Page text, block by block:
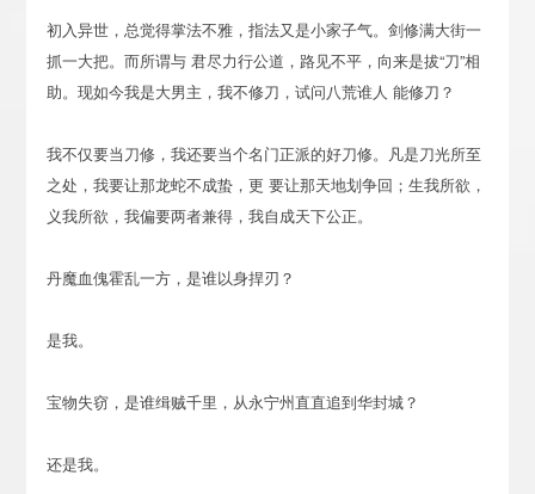
初入异世，总觉得掌法不雅，指法又是小家子气。剑修满大街一
抓一大把。而所谓与 君尽力行公道，路见不平，向来是拔“刀”相
助。现如今我是大男主，我不修刀，试问八荒谁人 能修刀？
我不仅要当刀修，我还要当个名门正派的好刀修。凡是刀光所至
之处，我要让那龙蛇不成蛰，更 要让那天地划争回；生我所欲，
义我所欲，我偏要两者兼得，我自成天下公正。
丹魔血傀霍乱一方，是谁以身捍刃？
是我。
宝物失窃，是谁缉贼千里，从永宁州直直追到华封城？
还是我。